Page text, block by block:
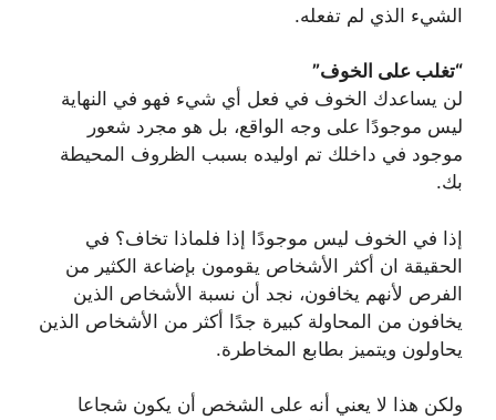
الشيء الذي لم تفعله.
“تغلب على الخوف”
‏لن يساعدك الخوف في فعل أي شيء فهو في النهاية
ليس موجودًا على وجه الواقع، بل هو مجرد شعور
موجود في داخلك تم اوليده بسبب الظروف المحيطة
بك.
‏إذا في الخوف ليس موجودًا إذا فلماذا تخاف؟ ‏في
الحقيقة ان أكثر الأشخاص يقومون بإضاعة الكثير من
الفرص لأنهم يخافون، نجد أن نسبة الأشخاص الذين
يخافون من المحاولة كبيرة جدًا أكثر من الأشخاص الذين
يحاولون ويتميز بطابع المخاطرة.
‏ولكن هذا لا يعني أنه على الشخص أن يكون شجاعا